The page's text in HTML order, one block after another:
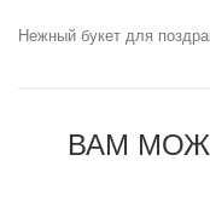
Нежный букет для
ВАМ